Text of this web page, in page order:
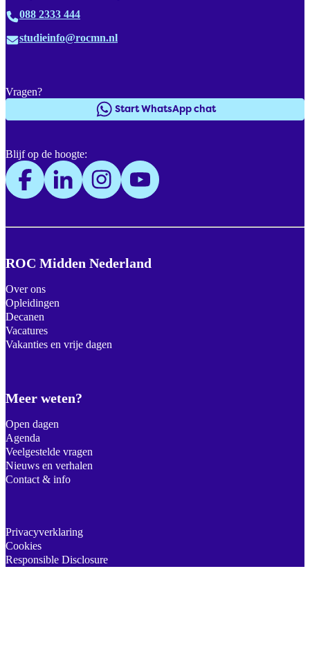
088 2333 444
studieinfo@rocmn.nl
ROC Midden Nederland
Over ons
Opleidingen
Decanen
Vacatures
Vakanties en vrije dagen
Meer weten?
Open dagen
Agenda
Veelgestelde vragen
Nieuws en verhalen
Contact & info
Vragen?
Start WhatsApp chat
Blijf op de hoogte:
Privacyverklaring
Cookies
Responsible Disclosure